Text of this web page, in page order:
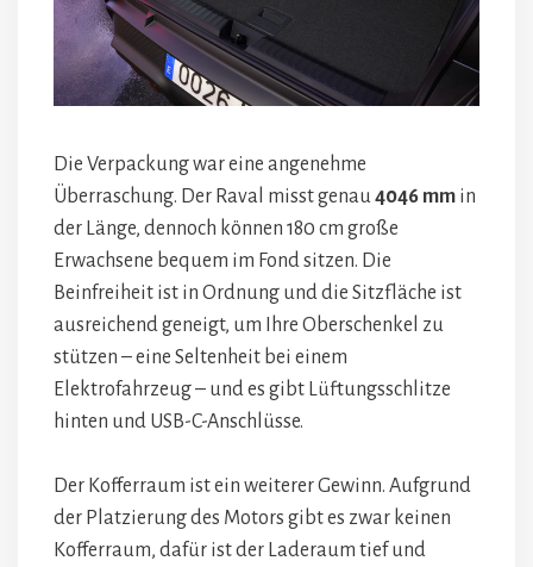
Die Verpackung war eine angenehme
Überraschung. Der Raval misst genau4046 mm in
der Länge, dennoch können 180 cm große
Erwachsene bequem im Fond sitzen. Die
Beinfreiheit ist in Ordnung und die Sitzfläche ist
ausreichend geneigt, um Ihre Oberschenkel zu
stützen – eine Seltenheit bei einem
Elektrofahrzeug – und es gibt Lüftungsschlitze
hinten und USB-C-Anschlüsse.
Der Kofferraum ist ein weiterer Gewinn. Aufgrund
der Platzierung des Motors gibt es zwar keinen
Kofferraum, dafür ist der Laderaum tief und